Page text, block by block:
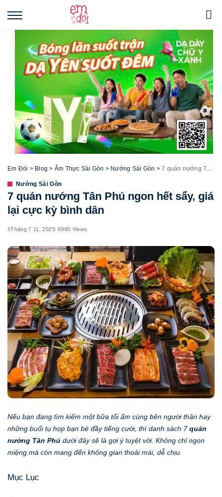
Em Đói > Blog > Ẩm Thực Sài Gòn > Nướng Sài Gòn >7 quán nướng Tân Phú ngon hết sẩy, giá lại cực kỳ bình dân
Nướng Sài Gòn
7 quán nướng Tân Phú ngon hết sẩy, giá
lại cực kỳ bình dân
Tháng 7 11, 2025 980 Views
Nếu bạn đang tìm kiếm một bữa tối ấm cúng bên người thân hay
những buổi tụ họp bạn bè đầy tiếng cười, thì danh sách 7quán
nướng Tân Phú dưới đây sẽ là gợi ý tuyệt vời. Không chỉ ngon
miệng mà còn mang đến không gian thoải mái, dễ chịu.
Mục Lục